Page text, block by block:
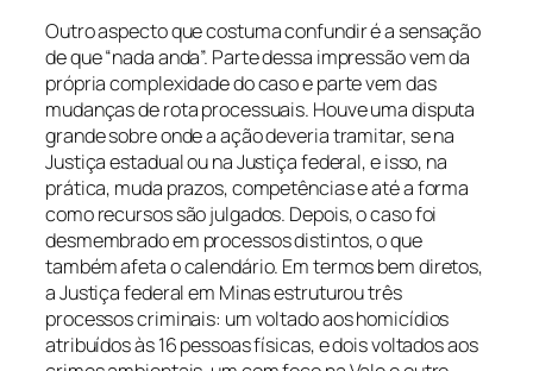
Outro aspecto que costuma confundir é a sensação
de que “nada anda”. Parte dessa impressão vem da
própria complexidade do caso e parte vem das
mudanças de rota processuais. Houve uma disputa
grande sobre onde a ação deveria tramitar, se na
Justiça estadual ou na Justiça federal, e isso, na
prática, muda prazos, competências e até a forma
como recursos são julgados. Depois, o caso foi
desmembrado em processos distintos, o que
também afeta o calendário. Em termos bem diretos,
a Justiça federal em Minas estruturou três
processos criminais: um voltado aos homicídios
atribuídos às 16 pessoas físicas, e dois voltados aos